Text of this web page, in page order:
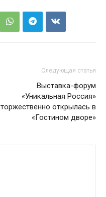
Следующая статья
Выставка-форум
«Уникальная Россия»
торжественно открылась в
«Гостином дворе»